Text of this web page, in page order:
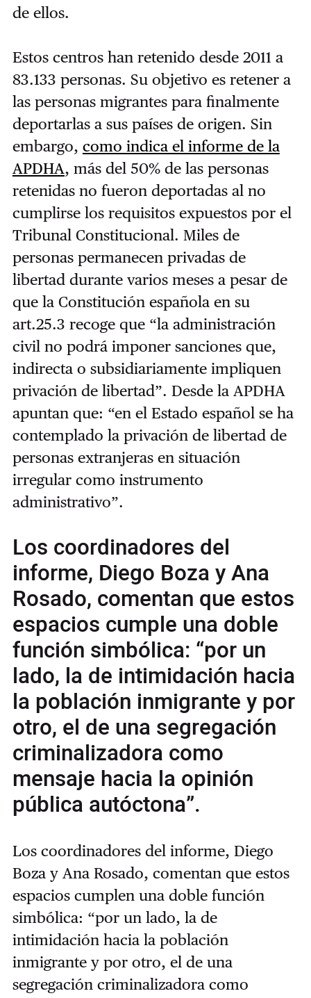
de ellos.
Estos centros han retenido desde 2011 a
83.133 personas. Su objetivo es retener a
las personas migrantes para finalmente
deportarlas a sus países de origen. Sin
embargo, como indica el informe de la
APDHA, más del 50% de las personas
retenidas no fueron deportadas al no
cumplirse los requisitos expuestos por el
Tribunal Constitucional. Miles de
personas permanecen privadas de
libertad durante varios meses a pesar de
que la Constitución española en su
art.25.3 recoge que “la administración
civil no podrá imponer sanciones que,
indirecta o subsidiariamente impliquen
privación de libertad”. Desde la APDHA
apuntan que: “en el Estado español se ha
contemplado la privación de libertad de
personas extranjeras en situación
irregular como instrumento
administrativo”.
Los coordinadores del
informe, Diego Boza y Ana
Rosado, comentan que estos
espacios cumple una doble
función simbólica: “por un
lado, la de intimidación hacia
la población inmigrante y por
otro, el de una segregación
criminalizadora como
mensaje hacia la opinión
pública autóctona”.
Los coordinadores del informe, Diego
Boza y Ana Rosado, comentan que estos
espacios cumplen una doble función
simbólica: “por un lado, la de
intimidación hacia la población
inmigrante y por otro, el de una
segregación criminalizadora como